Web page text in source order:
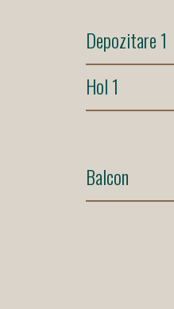
Depozitare 1
Hol 1
Balcon